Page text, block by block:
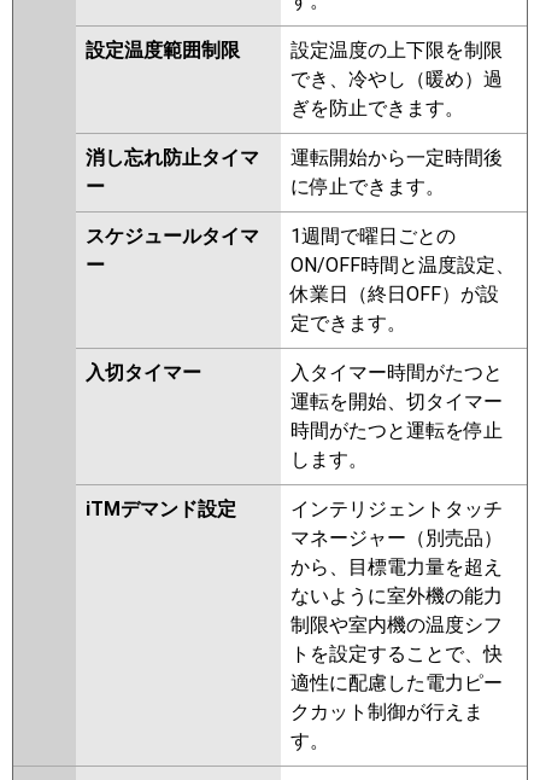
設定温度範囲制限
設定温度の上下限を制限
でき、冷やし（暖め）過
ぎを防止できます。
消し忘れ防止タイマ
ー
運転開始から一定時間後
に停止できます。
スケジュールタイマ
ー
1週間で曜日ごとの
ON/OFF時間と温度設定、
休業日（終日OFF）が設
定できます。
入切タイマー
入タイマー時間がたつと
運転を開始、切タイマー
時間がたつと運転を停止
します。
iTMデマンド設定
インテリジェントタッチ
マネージャー（別売品）
から、目標電力量を超え
ないように室外機の能力
制限や室内機の温度シフ
トを設定することで、快
適性に配慮した電力ピー
クカット制御が行えま
す。